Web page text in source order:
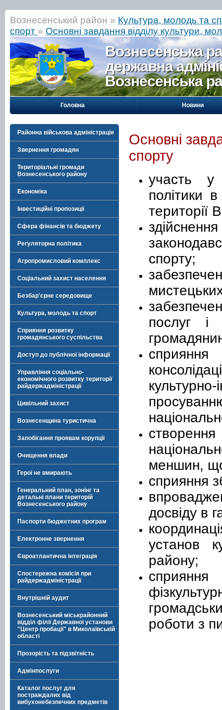
Вознесенський район » Культура, молодь та
спорт » Основні завдання відділу культури,
Вознесенська
державна
Вознесенська
Головна Новини
Районна військова адміністрація
Звернення громадян
Територіальні громади
Вознесенського району
Економіка
Інвестиційні пропозиції
Сфера фінансів та бюджету
Регуляторна політика
Агропромисловий комплекс
Соціальний захист населення
Безбар'єрне середовище
Культура, молодь та спорт
Сприяння розвитку
громадянського суспільства
Доступ до публічної інформації
Управління соціально-
економічного розвитку території
райдержадміністрації
Цивільний захист
Вознесенщина туристична
Запобігання проявам корупції
Очищення влади
Герої не вмирають
Генеральний план, зонінг та
детальні плани територій
Вознесенського району
Паспорти бюджетних програм
Електронне звернення
Євроатлантична інтеграція
Спостережна комісія при
райдержадміністрації
Внутрішній аудит
Вознесенський міськрайонний
відділ філії Державної установи
"Центр пробації" в Миколаївській
області
Прозорість та підзвітність
Адмінпослуги
Каталог послуг для
постраждалих від
вибухонебезпечних предметів
Основні
спорту
участь у
політики
території
спорту;
послуг і
сприяння
меншин,
сприяння
досвіду в
установ
району;
роботи з